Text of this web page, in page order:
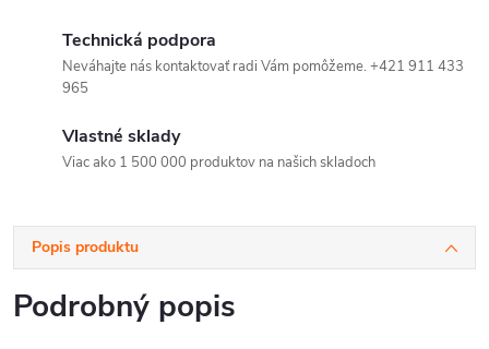
Technická podpora
Neváhajte nás kontaktovať radi Vám pomôžeme. +421 911 433
965
Vlastné sklady
Viac ako 1 500 000 produktov na našich skladoch
Popis produktu
Podrobný popis